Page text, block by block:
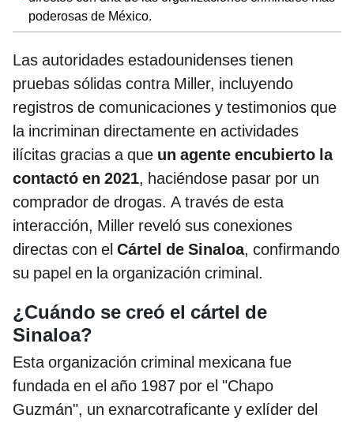
poderosas de México.
Las autoridades estadounidenses tienen
pruebas sólidas contra Miller, incluyendo
registros de comunicaciones y testimonios que
la incriminan directamente en actividades
ilícitas gracias a que un agente encubierto la
contactó en 2021, haciéndose pasar por un
comprador de drogas. A través de esta
interacción, Miller reveló sus conexiones
directas con el Cártel de Sinaloa, confirmando
su papel en la organización criminal.
¿Cuándo se creó el cártel de
Sinaloa?
Esta organización criminal mexicana fue
fundada en el año 1987 por el "Chapo
Guzmán", un exnarcotraficante y exlíder del